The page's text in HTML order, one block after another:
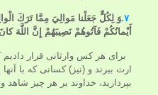
۷. وَ لِكُلٍّ جَعَلْنا مَوالِيَ مِمَّا تَرَكَ
أَيْمانُكُمْ فَآتُوهُمْ نَصِيبَهُمْ إِنَّ اللَّهَ
براى هر كس وارثانى قرار داديم
ارث ببرند و (نيز) كسانى كه با
بپردازيد، خداوند بر هر چيز